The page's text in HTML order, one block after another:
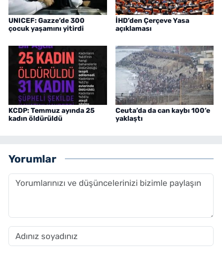
UNICEF: Gazze’de 300
çocuk yaşamını yitirdi
İHD’den Çerçeve Yasa
açıklaması
KCDP: Temmuz ayında 25
kadın öldürüldü
Ceuta’da da can kaybı 100’e
yaklaştı
Yorumlar